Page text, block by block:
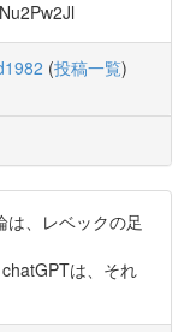
(投稿一覧)
、レベックの足
は、それ